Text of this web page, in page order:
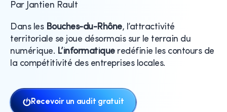
Par Jantien Rault
Dans les Bouches-du-Rhône, l’attractivité
territoriale se joue désormais sur le terrain du
numérique. L’informatiqueredéfinie les contours de
la compétitivité des entreprises locales.
Recevoir un audit gratuit